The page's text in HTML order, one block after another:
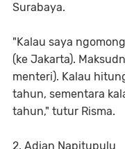
Surabaya.
"Kalau saya
(ke Jakarta).
menteri). Kalau
tahun, sementara
tahun," tutur Risma.
2. Adian Napitupulu